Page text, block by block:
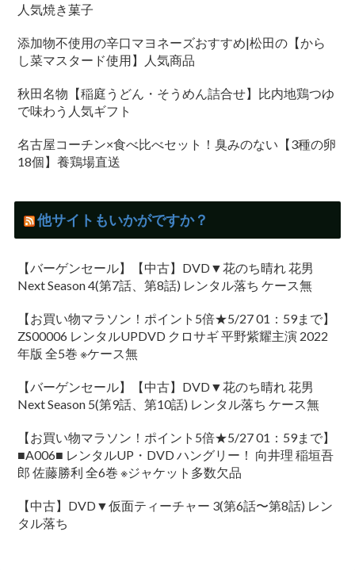
人気焼き菓子
添加物不使用の辛口マヨネーズおすすめ|松田の【から
し菜マスタード使用】人気商品
秋田名物【稲庭うどん・そうめん詰合せ】比内地鶏つゆ
で味わう人気ギフト
名古屋コーチン×食べ比べセット！臭みのない【3種の卵
18個】養鶏場直送
他サイトもいかがですか？
【バーゲンセール】【中古】DVD▼花のち晴れ 花男
Next Season 4(第7話、第8話) レンタル落ち ケース無
【お買い物マラソン！ポイント5倍★5/27 01：59まで】
ZS00006 レンタルUPDVD クロサギ 平野紫耀主演 2022
年版 全5巻 ※ケース無
【バーゲンセール】【中古】DVD▼花のち晴れ 花男
Next Season 5(第9話、第10話) レンタル落ち ケース無
【お買い物マラソン！ポイント5倍★5/27 01：59まで】
■A006■ レンタルUP・DVD ハングリー！ 向井理 稲垣吾
郎 佐藤勝利 全6巻 ※ジャケット多数欠品
【中古】DVD▼仮面ティーチャー 3(第6話〜第8話) レン
タル落ち